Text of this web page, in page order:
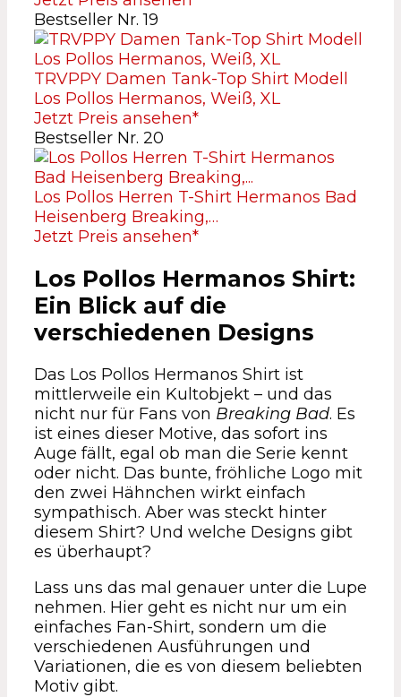
Bestseller Nr. 19
TRVPPY Damen Tank-Top Shirt Modell
Los Pollos Hermanos, Weiß, XL
Jetzt Preis ansehen*
Bestseller Nr. 20
Los Pollos Herren T-Shirt Hermanos Bad
Heisenberg Breaking,…
Jetzt Preis ansehen*
Los Pollos Hermanos Shirt:
Ein Blick auf die
verschiedenen Designs
Das Los Pollos Hermanos Shirt ist
mittlerweile ein Kultobjekt – und das
nicht nur für Fans von Breaking Bad. Es
ist eines dieser Motive, das sofort ins
Auge fällt, egal ob man die Serie kennt
oder nicht. Das bunte, fröhliche Logo mit
den zwei Hähnchen wirkt einfach
sympathisch. Aber was steckt hinter
diesem Shirt? Und welche Designs gibt
es überhaupt?
Lass uns das mal genauer unter die Lupe
nehmen. Hier geht es nicht nur um ein
einfaches Fan-Shirt, sondern um die
verschiedenen Ausführungen und
Variationen, die es von diesem beliebten
Motiv gibt.